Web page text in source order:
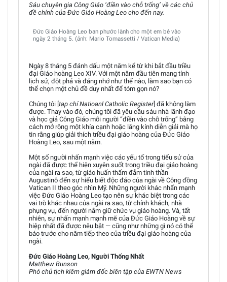
Sáu chuyên gia Công Giáo ‘điền vào chỗ trống’ về các chủ
đề chính của Đức Giáo Hoàng Leo cho đến nay.
Đức Giáo Hoàng Leo ban phước lành cho một em bé vào
ngày 2 tháng 5. (ảnh: Mario Tomassetti / Vatican Media)
Ngày 8 tháng 5 đánh dấu một năm kể từ khi bắt đầu triều
đại Giáo hoàng Leo XIV. Với một năm đầu tiên mang tính
lịch sử, đột phá và đáng nhớ như thế nào, làm sao bạn có
thể chọn một chủ đề duy nhất để tóm gọn nó?
Chúng tôi [tạp chí Natioanl Catholic Register] đã không làm
được. Thay vào đó, chúng tôi đã yêu cầu sáu nhà lãnh đạo
và học giả Công Giáo mỗi người “điền vào chỗ trống” bằng
cách mở rộng một khía cạnh hoặc lăng kính diễn giải mà họ
tin rằng giúp giải thích triều đại giáo hoàng của Đức Giáo
Hoàng Leo, sau một năm.
Một số người nhấn mạnh việc các yếu tố trong tiểu sử của
ngài đã được thể hiện xuyên suốt trong triều đại giáo hoàng
của ngài ra sao, từ giáo huấn thấm đẫm tinh thần
Augustinô đến sự hiểu biết độc đáo của ngài về Công đồng
Vatican II theo góc nhìn Mỹ. Những người khác nhấn mạnh
việc Đức Giáo Hoàng Leo tạo nên sự khác biệt trong các
vai trò khác nhau của ngài ra sao, từ chính khách, nhà
phụng vụ, đến người nắm giữ chức vụ giáo hoàng. Và, tất
nhiên, sự nhấn mạnh mạnh mẽ của Đức Giáo Hoàng về sự
hiệp nhất đã được nêu bật — cũng như những gì nó có thể
báo trước cho năm tiếp theo của triều đại giáo hoàng của
ngài.
Đức Giáo Hoàng Leo, Người Thống Nhất
Matthew Bunson
Phó chủ tịch kiêm giám đốc biên tập của EWTN News